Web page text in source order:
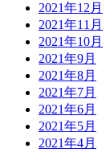
2021年12月
2021年11月
2021年10月
2021年9月
2021年8月
2021年7月
2021年6月
2021年5月
2021年4月